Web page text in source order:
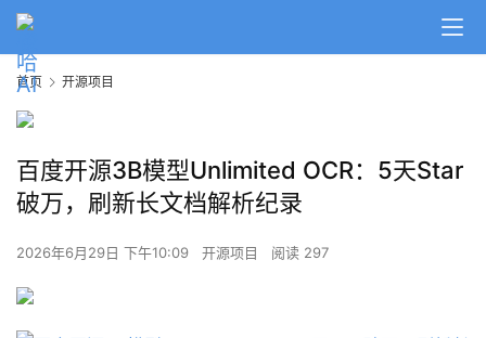
首页 开源项目
百度开源3B模型Unlimited OCR：5天Star
破万，刷新长文档解析纪录
2026年6月29日 下午10:09 开源项目 阅读 297